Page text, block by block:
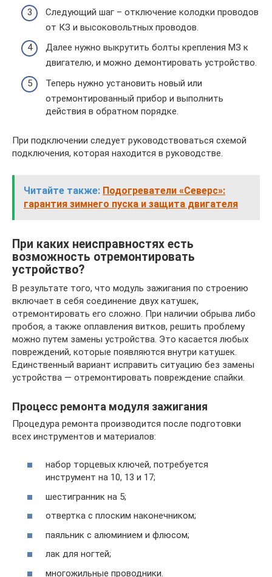
Следующий шаг – отключение колодки проводов
от КЗ и высоковольтных проводов.
Далее нужно выкрутить болты крепления МЗ к
двигателю, и можно демонтировать устройство.
Теперь нужно установить новый или
отремонтированный прибор и выполнить
действия в обратном порядке.
При подключении следует руководствоваться схемой
подключения, которая находится в руководстве.
Читайте также: Подогреватели «Северс»:
гарантия зимнего пуска и защита двигателя
При каких неисправностях есть
возможность отремонтировать
устройство?
В результате того, что модуль зажигания по строению
включает в себя соединение двух катушек,
отремонтировать его сложно. При наличии обрыва либо
пробоя, а также оплавления витков, решить проблему
можно путем замены устройства. Это касается любых
повреждений, которые появляются внутри катушек.
Единственный вариант исправить ситуацию без замены
устройства — отремонтировать повреждение спайки.
Процесс ремонта модуля зажигания
Процедура ремонта производится после подготовки
всех инструментов и материалов:
набор торцевых ключей, потребуется
инструмент на 10, 13 и 17;
шестигранник на 5;
отвертка с плоским наконечником;
паяльник с алюминием и флюсом;
лак для ногтей;
многожильные проводники.